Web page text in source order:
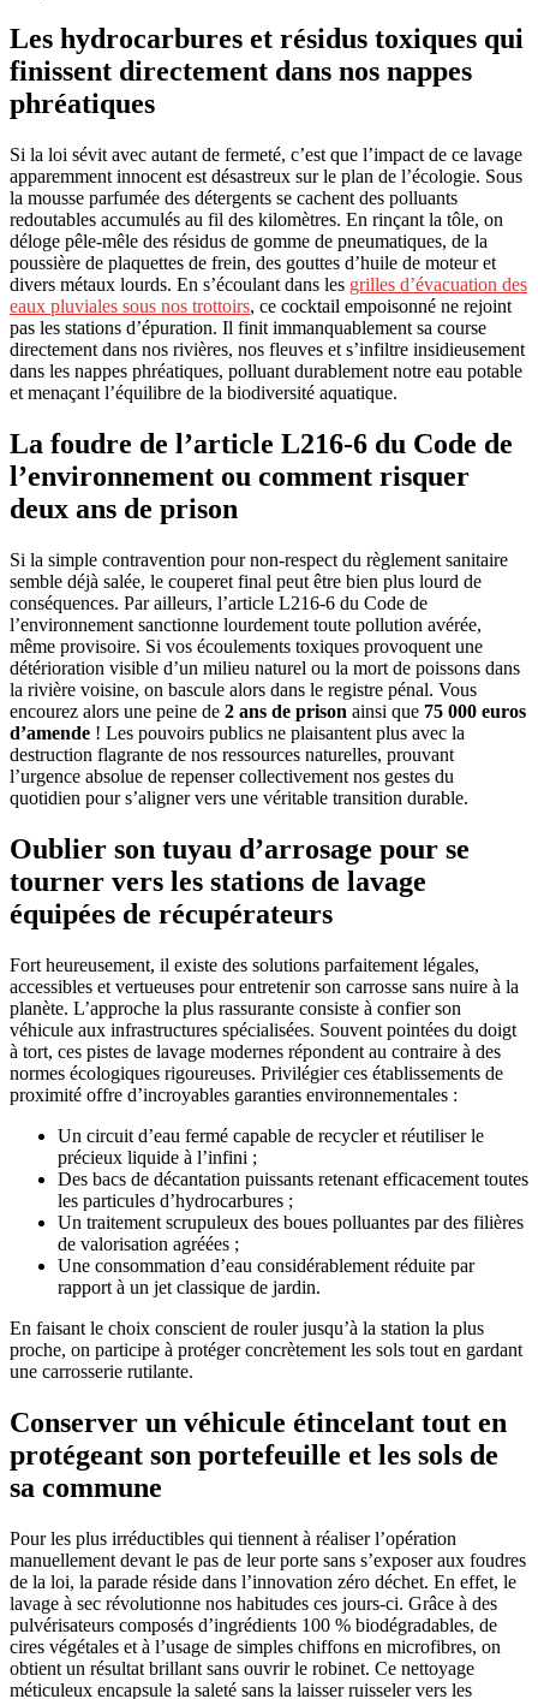
Les hydrocarbures et résidus toxiques qui
finissent directement dans nos nappes
phréatiques
Si la loi sévit avec autant de fermeté, c’est que l’impact de ce lavage
apparemment innocent est désastreux sur le plan de l’écologie. Sous
la mousse parfumée des détergents se cachent des polluants
redoutables accumulés au fil des kilomètres. En rinçant la tôle, on
déloge pêle-mêle des résidus de gomme de pneumatiques, de la
poussière de plaquettes de frein, des gouttes d’huile de moteur et
divers métaux lourds. En s’écoulant dans les grilles d’évacuation des
eaux pluviales sous nos trottoirs, ce cocktail empoisonné ne rejoint
pas les stations d’épuration. Il finit immanquablement sa course
directement dans nos rivières, nos fleuves et s’infiltre insidieusement
dans les nappes phréatiques, polluant durablement notre eau potable
et menaçant l’équilibre de la biodiversité aquatique.
La foudre de l’article L216-6 du Code de
l’environnement ou comment risquer
deux ans de prison
Si la simple contravention pour non-respect du règlement sanitaire
semble déjà salée, le couperet final peut être bien plus lourd de
conséquences. Par ailleurs, l’article L216-6 du Code de
l’environnement sanctionne lourdement toute pollution avérée,
même provisoire. Si vos écoulements toxiques provoquent une
détérioration visible d’un milieu naturel ou la mort de poissons dans
la rivière voisine, on bascule alors dans le registre pénal. Vous
encourez alors une peine de 2 ans de prison ainsi que 75 000 euros
d’amende ! Les pouvoirs publics ne plaisantent plus avec la
destruction flagrante de nos ressources naturelles, prouvant
l’urgence absolue de repenser collectivement nos gestes du
quotidien pour s’aligner vers une véritable transition durable.
Oublier son tuyau d’arrosage pour se
tourner vers les stations de lavage
équipées de récupérateurs
Fort heureusement, il existe des solutions parfaitement légales,
accessibles et vertueuses pour entretenir son carrosse sans nuire à la
planète. L’approche la plus rassurante consiste à confier son
véhicule aux infrastructures spécialisées. Souvent pointées du doigt
à tort, ces pistes de lavage modernes répondent au contraire à des
normes écologiques rigoureuses. Privilégier ces établissements de
proximité offre d’incroyables garanties environnementales :
Un circuit d’eau fermé capable de recycler et réutiliser le
précieux liquide à l’infini ;
Des bacs de décantation puissants retenant efficacement toutes
les particules d’hydrocarbures ;
Un traitement scrupuleux des boues polluantes par des filières
de valorisation agréées ;
Une consommation d’eau considérablement réduite par
rapport à un jet classique de jardin.
En faisant le choix conscient de rouler jusqu’à la station la plus
proche, on participe à protéger concrètement les sols tout en gardant
une carrosserie rutilante.
Conserver un véhicule étincelant tout en
protégeant son portefeuille et les sols de
sa commune
Pour les plus irréductibles qui tiennent à réaliser l’opération
manuellement devant le pas de leur porte sans s’exposer aux foudres
de la loi, la parade réside dans l’innovation zéro déchet. En effet, le
lavage à sec révolutionne nos habitudes ces jours-ci. Grâce à des
pulvérisateurs composés d’ingrédients 100 % biodégradables, de
cires végétales et à l’usage de simples chiffons en microfibres, on
obtient un résultat brillant sans ouvrir le robinet. Ce nettoyage
méticuleux encapsule la saleté sans la laisser ruisseler vers les